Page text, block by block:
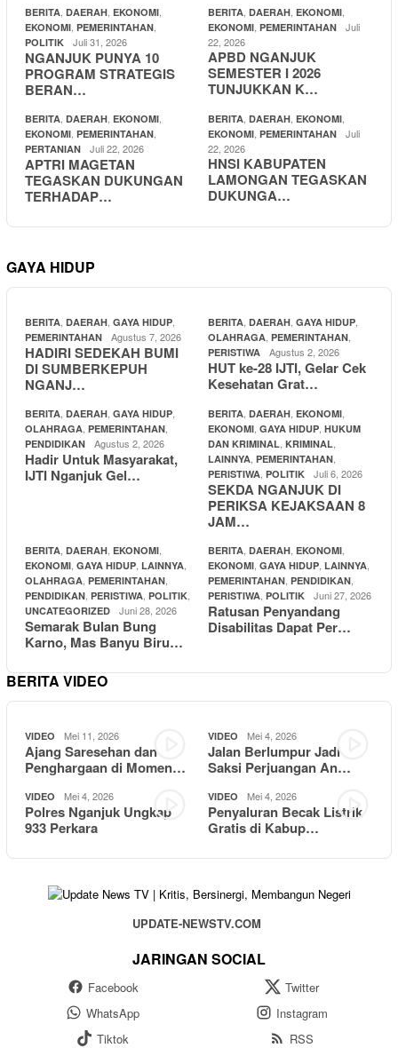
BERITA DAERAH EKONOMI
EKONOMI PEMERINTAHAN
POLITIK Juli 31, 2026
NGANJUK PUNYA 10
PROGRAM STRATEGIS
BERAN…
BERITA DAERAH EKONOMI
EKONOMI PEMERINTAHAN
Juli
22, 2026
APBD NGANJUK
SEMESTER I 2026
TUNJUKKAN K…
BERITA DAERAH EKONOMI
EKONOMI PEMERINTAHAN
PERTANIAN Juli 22, 2026
APTRI MAGETAN
TEGASKAN DUKUNGAN
TERHADAP…
BERITA DAERAH EKONOMI
EKONOMI PEMERINTAHAN
Juli
22, 2026
HNSI KABUPATEN
LAMONGAN TEGASKAN
DUKUNGA…
GAYA HIDUP
BERITA DAERAH GAYA HIDUP
PEMERINTAHAN Agustus 7, 2026
HADIRI SEDEKAH BUMI
DI SUMBERKEPUH
NGANJ…
BERITA DAERAH GAYA HIDUP
OLAHRAGA PEMERINTAHAN
PERISTIWA Agustus 2, 2026
HUT ke-28 IJTI, Gelar Cek
Kesehatan Grat…
BERITA DAERAH GAYA HIDUP
OLAHRAGA PEMERINTAHAN
PENDIDIKAN Agustus 2, 2026
Hadir Untuk Masyarakat,
IJTI Nganjuk Gel…
BERITA DAERAH EKONOMI
EKONOMI GAYA HIDUP HUKUM
DAN KRIMINAL KRIMINAL
LAINNYA PEMERINTAHAN
PERISTIWA POLITIK Juli 6, 2026
SEKDA NGANJUK DI
PERIKSA KEJAKSAAN 8
JAM…
BERITA DAERAH EKONOMI
EKONOMI GAYA HIDUP LAINNYA
OLAHRAGA PEMERINTAHAN
PENDIDIKAN PERISTIWA POLITIK
UNCATEGORIZED Juni 28, 2026
Semarak Bulan Bung
Karno, Mas Banyu Biru…
BERITA DAERAH EKONOMI
EKONOMI GAYA HIDUP LAINNYA
PEMERINTAHAN PENDIDIKAN
PERISTIWA POLITIK Juni 27, 2026
Ratusan Penyandang
Disabilitas Dapat Per…
BERITA VIDEO
VIDEO Mei 11, 2026
Ajang Saresehan dan
Penghargaan di Momen…
VIDEO Mei 4, 2026
Jalan Berlumpur Jadi
Saksi Perjuangan An…
VIDEO Mei 4, 2026
Polres Nganjuk Ungkap
933 Perkara
VIDEO Mei 4, 2026
Penyaluran Becak Listrik
Gratis di Kabup…
UPDATE-NEWSTV.COM
JARINGAN SOCIAL
Facebook
Twitter
WhatsApp
Instagram
Tiktok
RSS